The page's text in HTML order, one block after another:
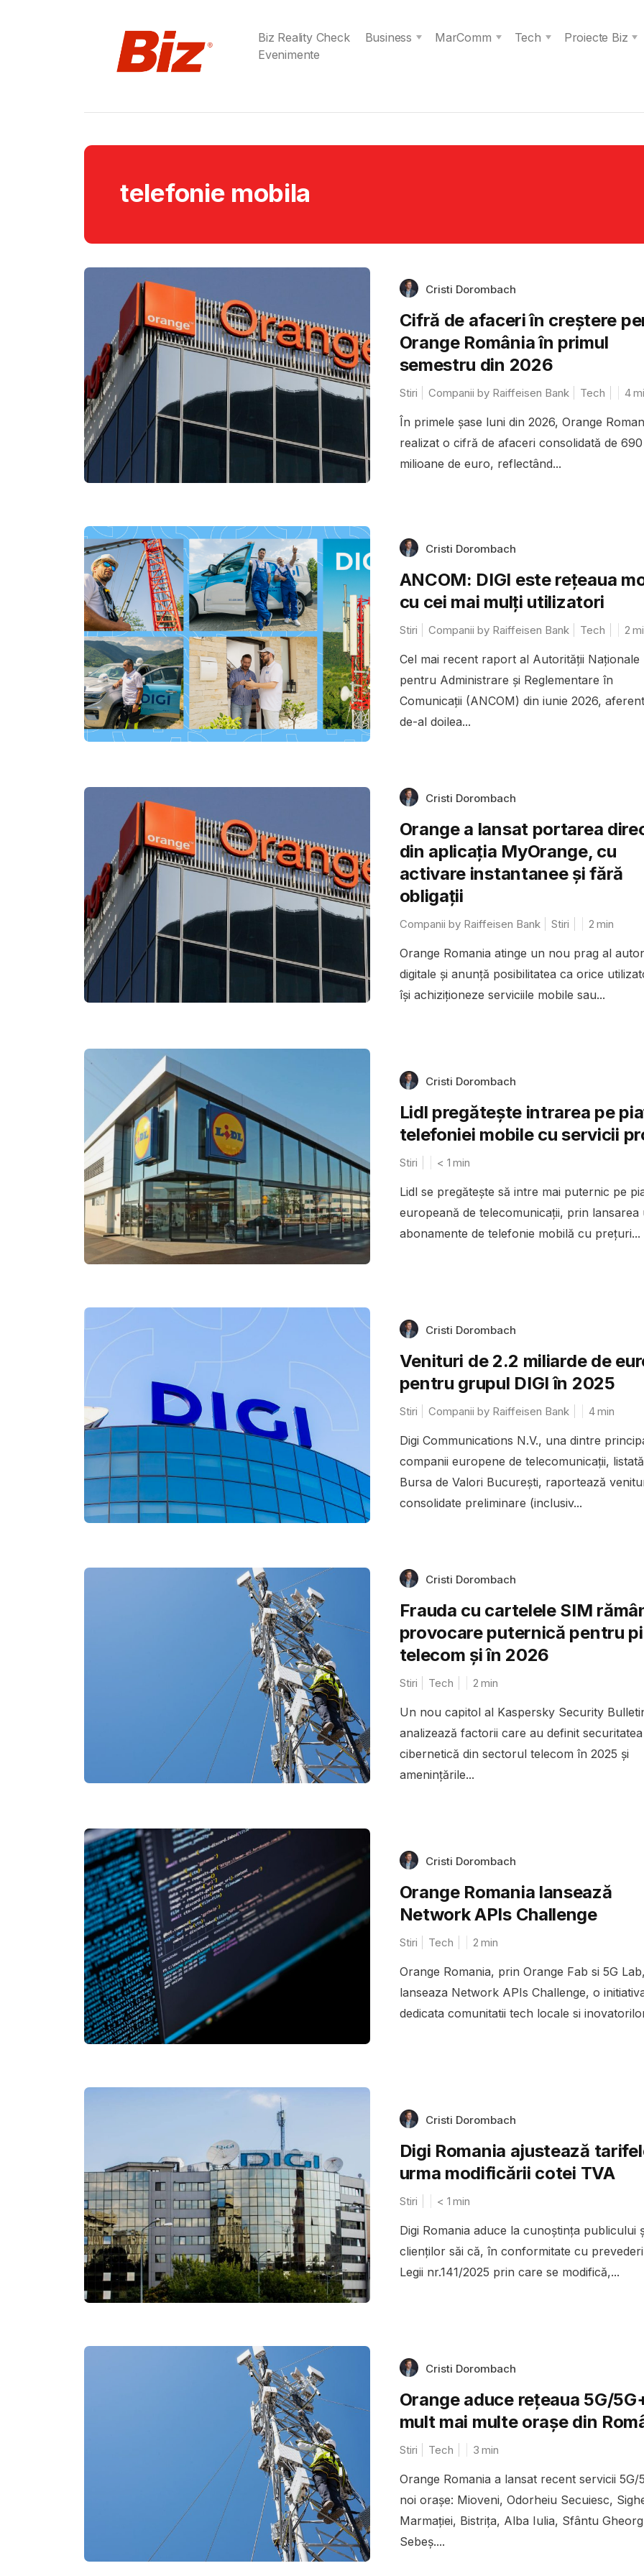
Biz Reality Check Business MarComm Tech
Proiecte Biz
Evenimente
telefonie mobila
Cristi Dorombach
Cifră de afaceri în creștere
Orange România în primul
semestru din 2026
Stiri Companii by Raiffeisen Bank Tech 4
În primele șase luni din 2026, Orange
realizat o cifră de afaceri consolidată de 690
milioane de euro, reflectând...
Cristi Dorombach
ANCOM: DIGI este rețeaua
cu cei mai mulți utilizatori
Stiri Companii by Raiffeisen Bank Tech 2
Cel mai recent raport al Autorității Naționale
pentru Administrare și Reglementare în
Comunicații (ANCOM) din iunie 2026,
de-al doilea...
Cristi Dorombach
Orange a lansat portarea
din aplicația MyOrange, cu
activare instantanee și fără
obligații
Companii by Raiffeisen Bank Stiri 2 min
Orange Romania atinge un nou prag al
digitale și anunță posibilitatea ca orice
își achiziționeze serviciile mobile sau...
Cristi Dorombach
Lidl pregătește intrarea pe
telefoniei mobile cu servicii
Stiri < 1 min
Lidl se pregătește să intre mai puternic pe
europeană de telecomunicații, prin lansarea
abonamente de telefonie mobilă cu prețuri...
Cristi Dorombach
Venituri de 2.2 miliarde de
pentru grupul DIGI în 2025
Stiri Companii by Raiffeisen Bank 4min
Digi Communications N.V., una dintre
companii europene de telecomunicații,
Bursa de Valori București, raportează
consolidate preliminare (inclusiv...
Cristi Dorombach
Frauda cu cartelele SIM
provocare puternică pentru
telecom și în 2026
Stiri Tech 2 min
Un nou capitol al Kaspersky Security
analizează factorii care au definit securitatea
cibernetică din sectorul telecom în 2025 și
amenințările...
Cristi Dorombach
Orange Romania lansează
Network APIs Challenge
Stiri Tech 2 min
Orange Romania, prin Orange Fab si 5G Lab,
lanseaza Network APIs Challenge, o
dedicata comunitatii tech locale si
Cristi Dorombach
Digi Romania ajustează
urma modificării cotei TVA
Stiri < 1 min
Digi Romania aduce la cunoștința publicului
clienților săi că, în conformitate cu
Legii nr.141/2025 prin care se modifică,...
Cristi Dorombach
Orange aduce rețeaua 5G/
mult mai multe orașe din
Stiri Tech 3 min
Orange Romania a lansat recent servicii 5G/
noi orașe: Mioveni, Odorheiu Secuiesc,
Marmației, Bistrița, Alba Iulia, Sfântu
Sebeș....